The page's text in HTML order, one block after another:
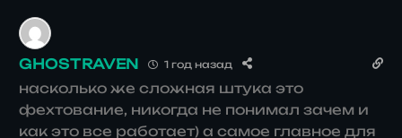
GHOSTRAVEN 1 год назад
насколько же сложная штука это
фехтование, никогда не понимал зачем и
как это все работает) а самое главное для